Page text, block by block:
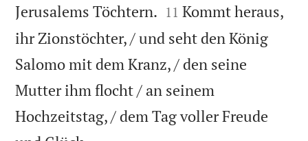
Jerusalems Töchtern. 

11 Kommt heraus,
ihr Zionstöchter, / und seht den König
Salomo mit dem Kranz, / den seine
Mutter ihm flocht / an seinem
Hochzeitstag, / dem Tag voller Freude